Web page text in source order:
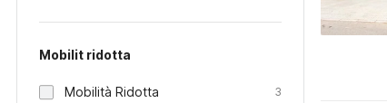
Mobilit ridotta
Mobilità Ridotta 3